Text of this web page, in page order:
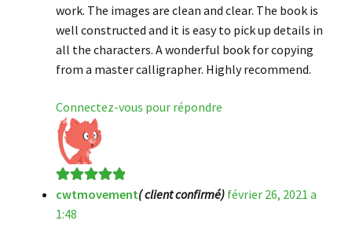
work. The images are clean and clear. The book is
well constructed and it is easy to pick up details in
all the characters. A wonderful book for copying
from a master calligrapher. Highly recommend.
Connectez-vous pour répondre
Note5sur 5
cwtmovement( client confirmé) février 26, 2021 a
1:48